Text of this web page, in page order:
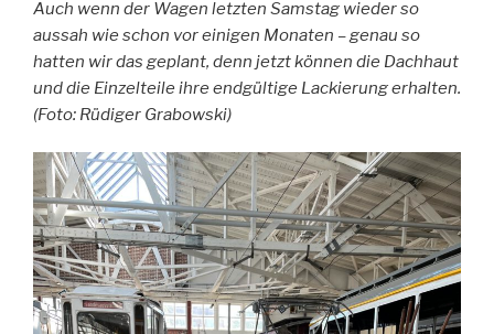
Auch wenn der Wagen letzten Samstag wieder so
aussah wie schon vor einigen Monaten – genau so
hatten wir das geplant, denn jetzt können die Dachhaut
und die Einzelteile ihre endgültige Lackierung erhalten.
(Foto: Rüdiger Grabowski)